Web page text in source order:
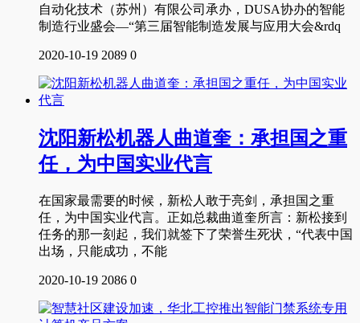
自动化技术（苏州）有限公司承办，DUSA协办的智能
制造行业盛会—“第三届智能制造发展与应用大会&rdq
2020-10-19 2089 0
沈阳新松机器人曲道奎：承担国之重
任，为中国实业代言
在国家最需要的时候，新松人敢于亮剑，承担国之重
任，为中国实业代言。正如总裁曲道奎所言：新松接到
任务的那一刻起，我们就签下了荣誉生死状，“代表中国
出场，只能成功，不能
2020-10-19 2086 0